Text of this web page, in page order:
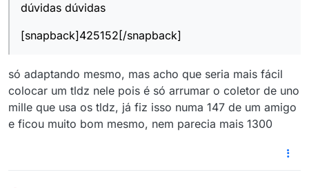
dúvidas dúvidas
[snapback]425152[/snapback]
só adaptando mesmo, mas acho que seria mais fácil
colocar um tldz nele pois é só arrumar o coletor de uno
mille que usa os tldz, já fiz isso numa 147 de um amigo
e ficou muito bom mesmo, nem parecia mais 1300